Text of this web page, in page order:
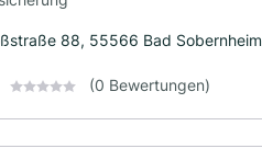
88, 55566 Bad Sobernheim
(0 Bewertungen)